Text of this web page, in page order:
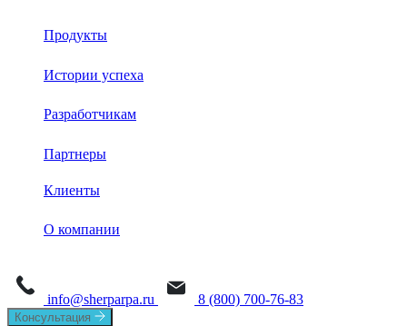
Продукты
Sherpa RPA
Task Mining
Истории успеха
Разработчикам
База знаний
Обучение
Партнеры
Клиенты
О компании
СМИ о нас
info@sherparpa.ru 8 (800) 700-76-83
Консультация